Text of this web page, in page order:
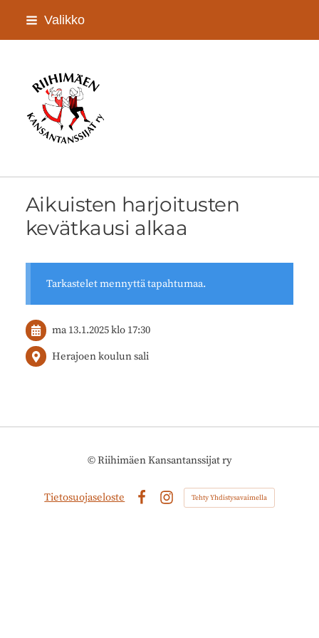
Siirry
Valikko
Riihimäen Kansantanssijat ry
Aikuisten harjoitusten
kevätkausi alkaa
Tarkastelet mennyttä tapahtumaa.
ma 13.1.2025klo 17:30
Herajoen koulun sali
©Riihimäen Kansantanssijat ry
Tietosuojaseloste
FacebookInstagram
Tehty Yhdistysavaimella